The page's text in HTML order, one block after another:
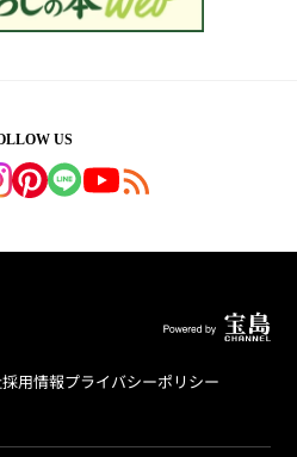
US
採用情報プライバシーポリシー